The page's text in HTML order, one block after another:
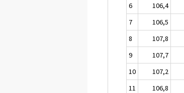
6
106,4
7
106,5
8
107,8
9
107,7
10
107,2
11
106,8